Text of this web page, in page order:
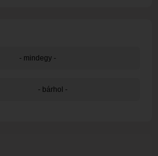
- mindegy -
- bárhol -